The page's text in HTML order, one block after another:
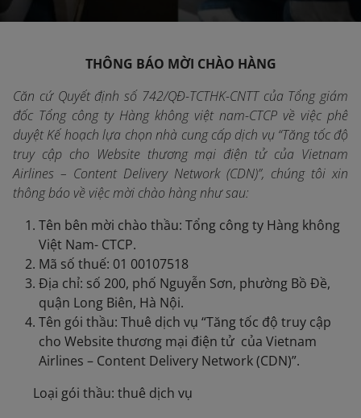
THÔNG BÁO MỜI CHÀO HÀNG
Căn cứ Quyết định số 742/QĐ-TCTHK-CNTT của Tổng giám
đốc Tổng công ty Hàng không việt nam-CTCP về việc phê
duyệt Kế hoạch lựa chọn nhà cung cấp dịch vụ “Tăng tốc độ
truy cập cho Website thương mại điện tử của Vietnam
Airlines – Content Delivery Network (CDN)”, chúng tôi xin
thông báo về việc mời chào hàng như sau:
Tên bên mời chào thầu: Tổng công ty Hàng không
Việt Nam- CTCP.
Mã số thuế: 01 00107518
Địa chỉ: số 200, phố Nguyễn Sơn, phường Bồ Đề,
quận Long Biên, Hà Nội.
Tên gói thầu: Thuê dịch vụ “Tăng tốc độ truy cập
cho Website thương mại điện tử của Vietnam
Airlines – Content Delivery Network (CDN)”.
gói thầu: thuê dịch vụ